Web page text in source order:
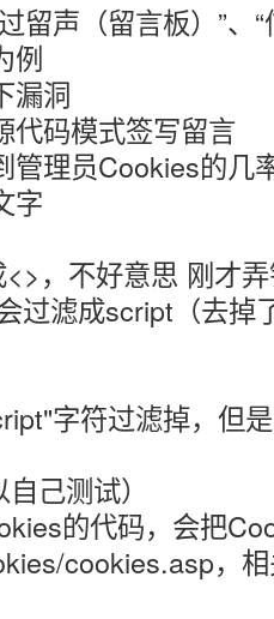
留声（留言板）”、“
例
漏洞
代码模式签写留言
管理员Cookies的几
字
，不好意思 刚才
过滤成script（去掉
字符过滤掉，但
己测试）
的代码，会把
cookies.asp，